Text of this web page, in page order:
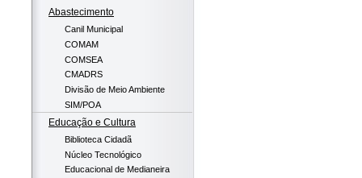
Abastecimento
Canil Municipal
COMAM
COMSEA
CMADRS
Divisão de Meio Ambiente
SIM/POA
Educação e Cultura
Biblioteca Cidadã
Núcleo Tecnológico
Educacional de Medianeira